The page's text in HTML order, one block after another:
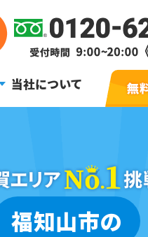
当社について
福知山市の